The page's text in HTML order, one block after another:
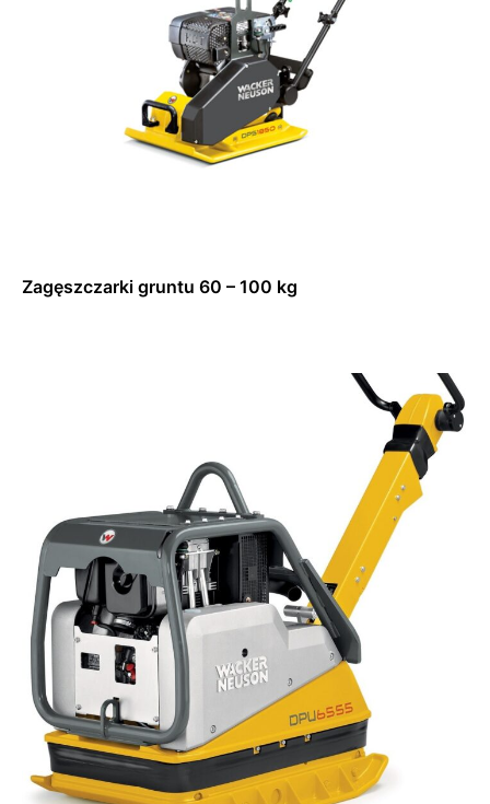
Zagęszczarki gruntu 60 – 100 kg